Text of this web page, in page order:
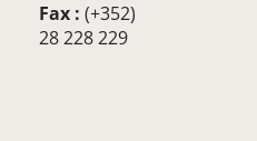
Fax : (+352)
28 228 229